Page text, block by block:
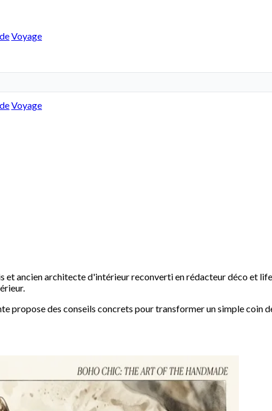
Voyage
Voyage
et ancien architecte d'intérieur reconverti en rédacteur déco et
propose des conseils concrets pour transformer un simple coin